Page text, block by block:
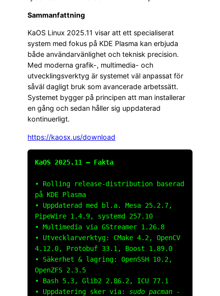
Sammanfattning
KaOS Linux 2025.11 visar att ett specialiserat
system med fokus på KDE Plasma kan erbjuda
både användarvänlighet och teknisk precision.
Med moderna grafik-, multimedia- och
utvecklingsverktyg är systemet väl anpassat för
såväl dagligt bruk som avancerade arbetssätt.
Systemet bygger på principen att man installerar
en gång och sedan håller sig uppdaterad
kontinuerligt.
https://kaosx.us/download
KaOS 2025.11 – Fakta
• Rolling release-distribution baserad
på KDE Plasma
• Uppdaterad med bl.a. Mesa 25.2.7,
PipeWire 1.4.9, systemd 257.10
• Multimedia via GStreamer 1.26.8
• Utvecklarverktyg: CMake 4.2, OpenCV
4.12.0, Protobuf 33.1, Boost 1.89.0
• Säkerhet & lagring: OpenSSH 10.2,
OpenZFS 2.3.5
• Bash 5.3, Glib2 2.86.2, ICU 77.1
• Uppdatering sker via: sudo pacman -